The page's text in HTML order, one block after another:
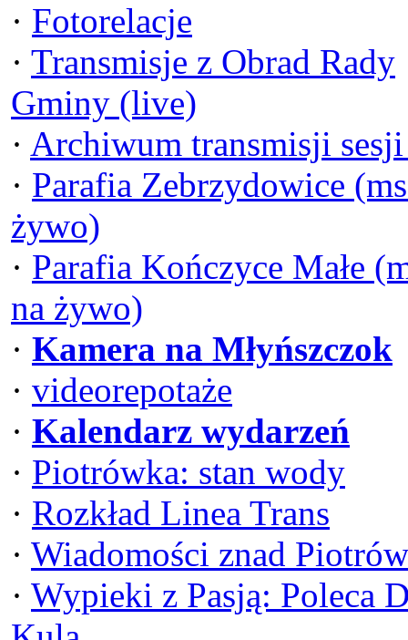
· Fotorelacje
· Transmisje z Obrad Rady
Gminy (live)
· Archiwum transmisji
· Parafia Zebrzydowice
żywo)
· Parafia Kończyce Małe
na żywo)
· Kamera na Młyńszczok
· videorepotaże
· Kalendarz wydarzeń
· Piotrówka: stan wody
· Rozkład Linea Trans
· Wiadomości znad
· Wypieki z Pasją: Poleca